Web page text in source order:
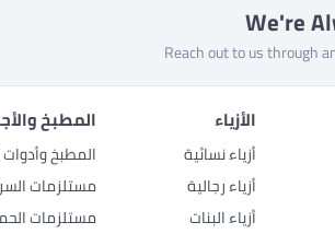
We're
Reach out to us through
الأزياء
أزياء نسائية
أزياء رجالية
أزياء البنات
المطبخ
المطبخ
مستلزمات
مستلزمات